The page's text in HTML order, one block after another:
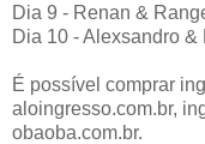
Dia 9 - Renan &
Dia 10 - Alexsandro &
É possível comprar
aloingresso.com.br,
obaoba.com.br.